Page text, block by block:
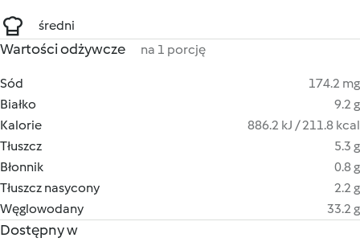
średni
Wartości odżywcze na 1 porcję
Sód
174.2 mg
Białko
9.2 g
Kalorie
886.2 kJ / 211.8 kcal
Tłuszcz
5.3 g
Błonnik
0.8 g
Tłuszcz nasycony
2.2 g
Węglowodany
33.2 g
Dostępny w